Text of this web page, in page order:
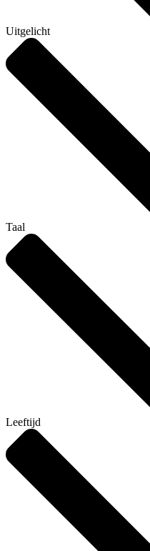
Uitgelicht
Taal
Leeftijd